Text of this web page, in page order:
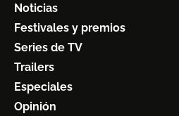
Noticias
Festivales y premios
Series de TV
Trailers
Especiales
Opinión